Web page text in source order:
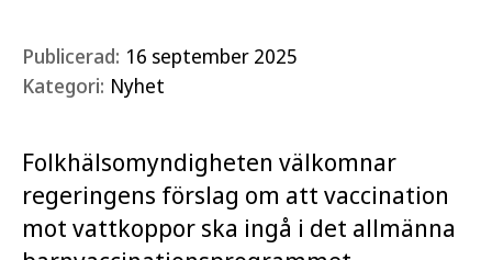
Publicerad: 16 september 2025
Kategori: Nyhet
Folkhälsomyndigheten välkomnar
regeringens förslag om att vaccination
mot vattkoppor ska ingå i det allmänna